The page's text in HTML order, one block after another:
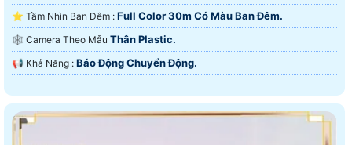
⭐ Tầm Nhìn Ban Đêm : Full Color 30m Có Màu Ban Ðêm.
🕸️ Camera Theo Mẫu Thân Plastic.
️📢 Khả Năng : Báo Động Chuyển Động.